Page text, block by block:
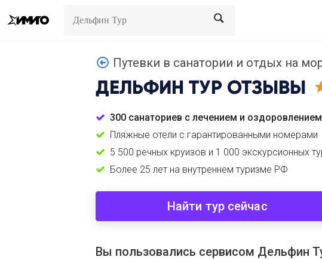
Search
Путевки в санатории и отдых на
ДЕЛЬФИН ТУР ОТЗЫВЫ
300 санаториев с лечением и оздоровлением
Пляжные отели с гарантированными номерами
5 500 речных круизов и 1 000 экскурсионных
Более 25 лет на внутреннем туризме РФ
Найти тур сейчас
Вы пользовались сервисом Дельфин